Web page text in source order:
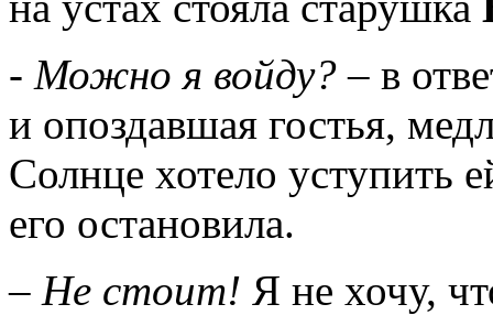
- Можно я войду? – в
и опоздавшая гостья,
Солнце хотело уступить
его остановила.
– Не стоит! Я не хочу,